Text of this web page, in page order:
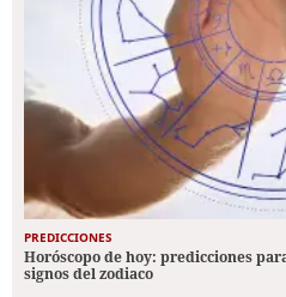
PREDICCIONES
Horóscopo de hoy: predicciones
signos del zodiaco